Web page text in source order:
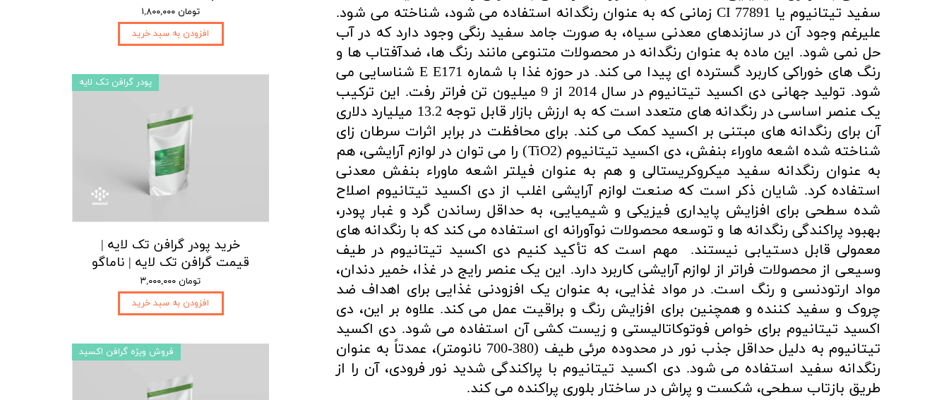
سفید تیتانیوم یا CI 77891 زمانی که به عنوان رنگدانه استفاده می شود، شناخته می شود.
علیرغم وجود آن در سازندهای معدنی سیاه، به صورت جامد سفید رنگی وجود دارد که در آب
حل نمی شود. این ماده به عنوان رنگدانه در محصولات متنوعی مانند رنگ ها، ضدآفتاب ها و
رنگ های خوراکی کاربرد گسترده ای پیدا می کند. در حوزه غذا با شماره E E171 شناسایی می
شود. تولید جهانی دی اکسید تیتانیوم در سال 2014 از 9 میلیون تن فراتر رفت. این ترکیب
یک عنصر اساسی در رنگدانه های متعدد است که به ارزش بازار قابل توجه 13.2 میلیارد دلاری
آن برای رنگدانه های مبتنی بر اکسید کمک می کند. برای محافظت در برابر اثرات سرطان زای
شناخته شده اشعه ماوراء بنفش، دی اکسید تیتانیوم (TiO2) را می توان در لوازم آرایشی، هم
به عنوان رنگدانه سفید میکروکریستالی و هم به عنوان فیلتر اشعه ماوراء بنفش معدنی
استفاده کرد. شایان ذکر است که صنعت لوازم آرایشی اغلب از دی اکسید تیتانیوم اصلاح
شده سطحی برای افزایش پایداری فیزیکی و شیمیایی، به حداقل رساندن گرد و غبار پودر،
بهبود پراکندگی رنگدانه ها و توسعه محصولات نوآورانه ای استفاده می کند که با رنگدانه های
معمولی قابل دستیابی نیستند. مهم است که تأکید کنیم دی اکسید تیتانیوم در طیف
وسیعی از محصولات فراتر از لوازم آرایشی کاربرد دارد. این یک عنصر رایج در غذا، خمیر دندان،
مواد ارتودنسی و رنگ است. در مواد غذایی، به عنوان یک افزودنی غذایی برای اهداف ضد
چروک و سفید کننده و همچنین برای افزایش رنگ و براقیت عمل می کند. علاوه بر این، دی
اکسید تیتانیوم برای خواص فوتوکاتالیستی و زیست کشی آن استفاده می شود. دی اکسید
تیتانیوم به دلیل حداقل جذب نور در محدوده مرئی طیف (380-700 نانومتر)، عمدتاً به عنوان
رنگدانه سفید استفاده می شود. دی اکسید تیتانیوم با پراکندگی شدید نور فرودی، آن را از
طریق بازتاب سطحی، شکست و پراش در ساختار بلوری پراکنده می کند.
۱,۸۰۰,۰۰۰ تومان
افزودن به سبد خرید
خرید پودر گرافن تک لایه |
قیمت گرافن تک لایه | ناماگو
۳,۰۰۰,۰۰۰ تومان
افزودن به سبد خرید
پودر گرافن تک لایه
فروش ویژه گرافن اکسید